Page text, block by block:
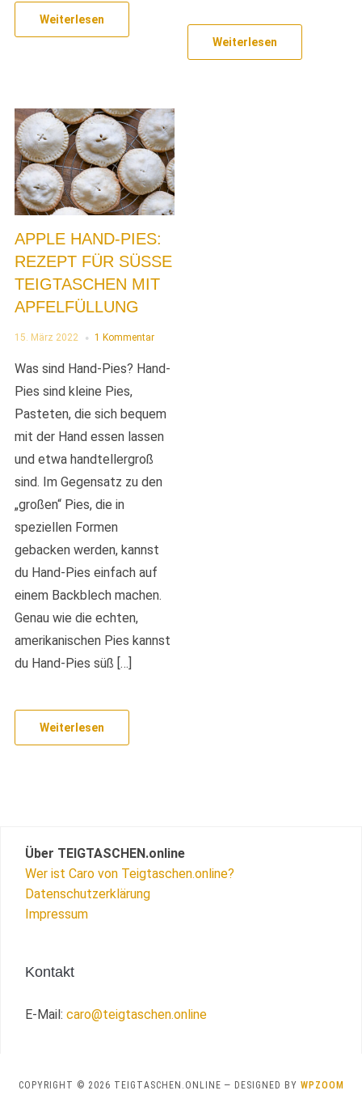
Weiterlesen
Weiterlesen
APPLE HAND-PIES:
REZEPT FÜR SÜSSE T
EIGTASCHEN MIT A
PFELFÜLLUNG
15. März 2022 1 Kommentar
Was sind Hand-Pies? Hand-
Pies sind kleine Pies,
Pasteten, die sich bequem
mit der Hand essen lassen
und etwa handtellergroß
sind. Im Gegensatz zu den
„großen“ Pies, die in
speziellen Formen
gebacken werden, kannst
du Hand-Pies einfach auf
einem Backblech machen.
Genau wie die echten,
amerikanischen Pies kannst
du Hand-Pies süß […]
Weiterlesen
Über TEIGTASCHEN.online
Wer ist Caro von Teigtaschen.online?
Datenschutzerklärung
Impressum
Kontakt
E-Mail: caro@teigtaschen.online
COPYRIGHT © 2026 TEIGTASCHEN.ONLINE — DESIGNED BY WPZOOM